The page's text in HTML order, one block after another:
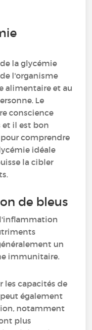
la glycémie
l'organisme
alimentaire et au
Le
conscience
il est bon
comprendre
idéale
la cibler
de bleus
un
immunitaire.
les capacités de
également
notamment
plus